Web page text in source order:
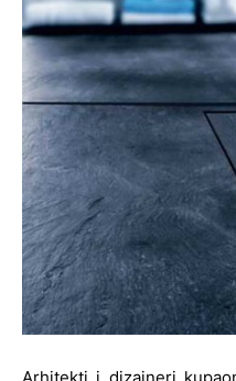
Arhitekti i dizajneri